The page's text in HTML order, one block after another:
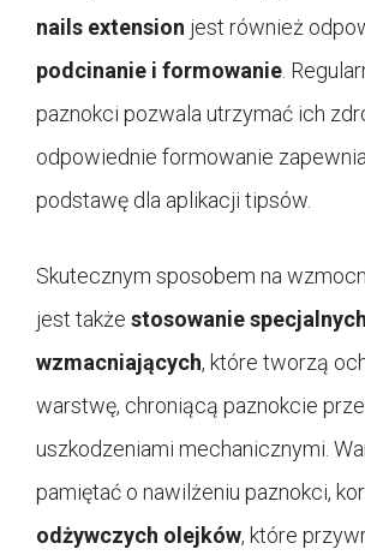
nails extension jest również
podcinanie i formowanie .
paznokci pozwala utrzymać ich
odpowiednie formowanie
podstawę dla aplikacji tipsów.
Skutecznym sposobem na
jest także stosowanie
wzmacniających, które tworzą
warstwę, chroniącą paznokcie
uszkodzeniami mechanicznymi.
pamiętać o nawilżeniu paznokci,
odżywczych olejków, które